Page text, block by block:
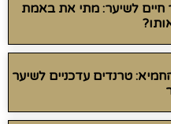
לשיער: מתי את באמת
טרנדים עדכניים לשיער